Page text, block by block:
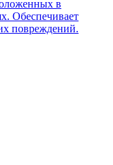
в
Обеспечивает
повреждений.